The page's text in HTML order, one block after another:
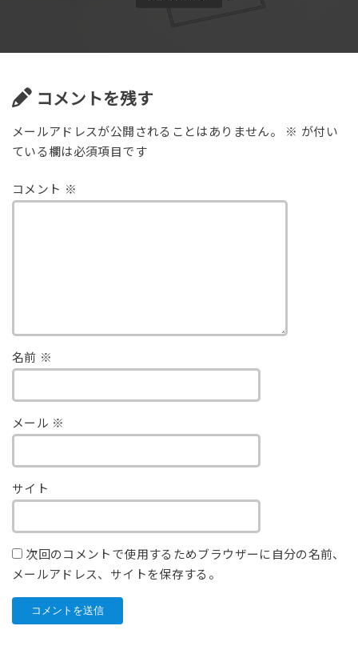
コメントを残す
メールアドレスが公開されることはありません。 ※ が付い
ている欄は必須項目です
コメント ※
名前 ※
メール ※
サイト
次回のコメントで使用するためブラウザーに自分の名前、
メールアドレス、サイトを保存する。